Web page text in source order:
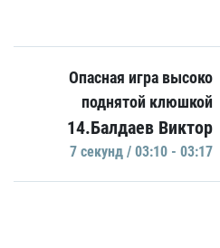
Опасная игра высоко
поднятой клюшкой
14.Балдаев Виктор
7 секунд / 03:10 - 03:17